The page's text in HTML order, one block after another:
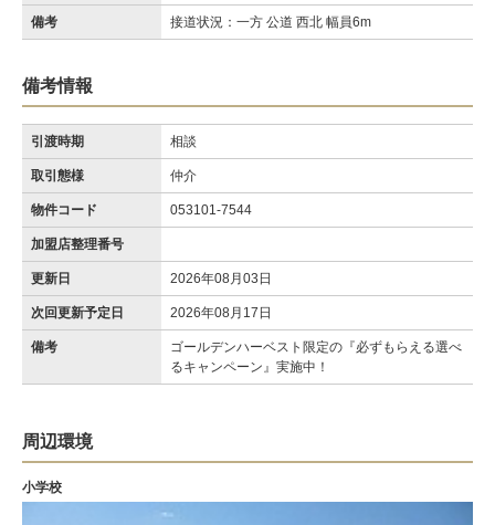
備考 接道状況：一方 公道 西北 幅員6m
備考情報
引渡時期 相談
取引態様 仲介
物件コード 053101-7544
加盟店整理番号
更新日 2026年08月03日
次回更新予定日 2026年08月17日
備考
ゴールデンハーベスト限定の『必ずもらえる選べ
るキャンペーン』実施中！
周辺環境
小学校